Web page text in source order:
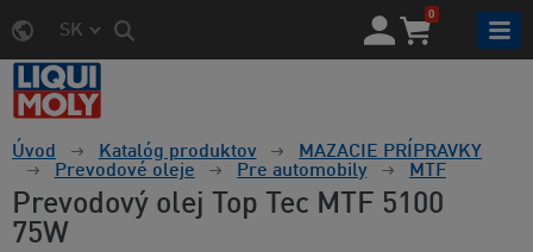
SK
0
Úvod Katalóg produktov
MAZACIE PRÍPRAVKY
Prevodové oleje
Pre automobily MTF
Prevodový olej Top Tec MTF 5100
75W